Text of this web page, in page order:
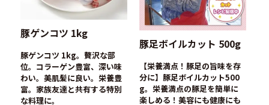
豚ゲンコツ 1kg
豚ゲンコツ 1kg。贅沢な部
位。コラーゲン豊富、深い味
わい。美肌髪に良い。栄養豊
富。家族友達と共有する特別
な料理に。
豚足ボイルカット 500g
【栄養満点！豚足の旨味を存
分に】豚足ボイルカット500
g。栄養満点の豚足を簡単に
楽しめる！美容にも健康にも